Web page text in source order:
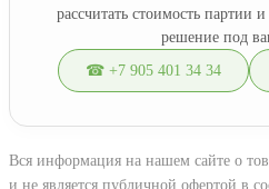
рассчитать стоимость партии
решение под
☎ +7 905 401 34 34
Вся информация на нашем сайте о
и не является публичной офертой в